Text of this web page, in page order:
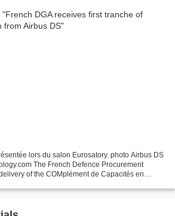
lors du salon Eurosatory. photo Airbus DS
The French Defence Procurement
of the COMplément de Capacités en